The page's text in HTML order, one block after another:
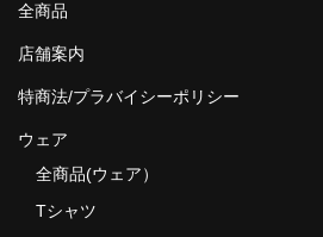
全商品
全商品
店舗案内
特商法/プラバイシーポリシー
ウェア
全商品(ウェア）
Tシャツ